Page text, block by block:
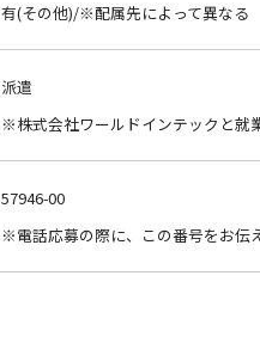
有(その他)/※配属先によって異なる
派遣
※株式会社ワールドインテックと就
57946-00
※電話応募の際に、この番号をお伝